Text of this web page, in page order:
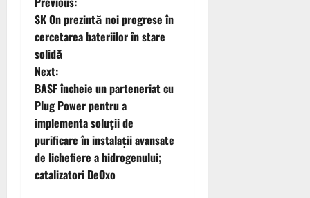
P
o
s
t
n
a
v
SK On prezintă noi progrese în
cercetarea bateriilor în stare
solidă
Next:
BASF încheie un parteneriat cu
Plug Power pentru a
implementa soluții de
purificare în instalații avansate
de lichefiere a hidrogenului;
catalizatori DeOxo